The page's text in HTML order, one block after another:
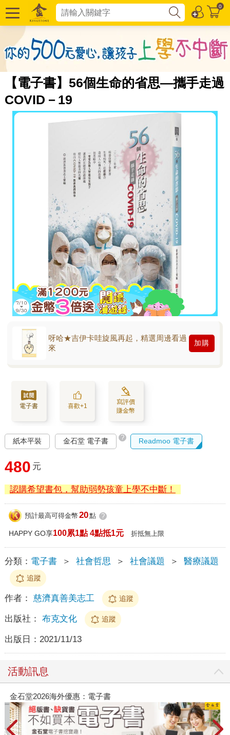
0
【電子書】56個生命的省思—攜手走過
COVID－19
呀哈★吉伊卡哇旋風再起，精選周邊看過
來
加購
電子書 喜歡+1
寫評價
賺金幣
紙本平裝 金石堂 電子書 ? Readmoo 電子書
480 元
認購希望書包，幫助弱勢孩童上學不中斷！
預計最高可得金幣 20點 ?
HAPPY GO享100累1點 4點抵1元 折抵無上限
分類： 電子書 ＞ 社會哲思 ＞ 社會議題 ＞ 醫療議題
追蹤
作者： 慈濟真善美志工 追蹤
出版社： 布克文化 追蹤
出版日： 2021/11/13
活動訊息
金石堂2026海外優惠：電子書